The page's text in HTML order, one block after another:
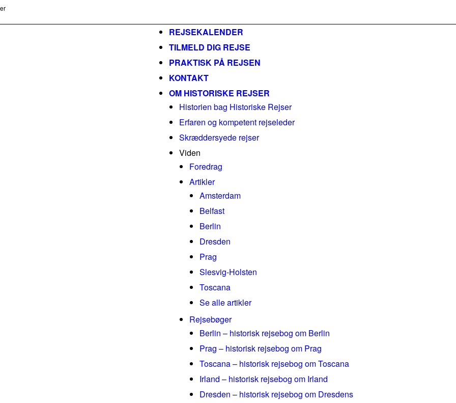
REJSEKALENDER
TILMELD DIG REJSE
PRAKTISK PÅ REJSEN
KONTAKT
OM HISTORISKE REJSER
Historien bag Historiske Rejser
Erfaren og kompetent rejseleder
Skræddersyede rejser
Viden
Foredrag
Artikler
Amsterdam
Belfast
Berlin
Dresden
Prag
Slesvig-Holsten
Toscana
Se alle artikler
Rejsebøger
Berlin – historisk rejsebog om Berlin
Prag – historisk rejsebog om Prag
Toscana – historisk rejsebog om Toscana
Irland – historisk rejsebog om Irland
Dresden – historisk rejsebog om Dresdens